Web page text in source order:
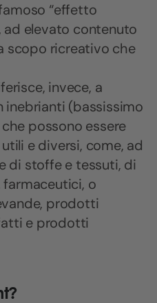
“effetto
ad elevato contenuto
scopo ricreativo che
invece, a
inebrianti (bassissimo
possono essere
e diversi, come, ad
di stoffe e tessuti, di
farmaceutici, o
prodotti
e prodotti